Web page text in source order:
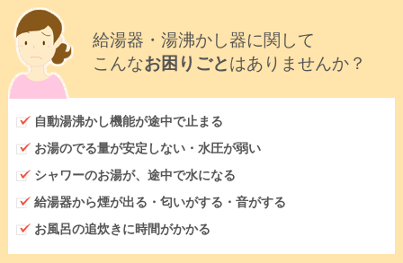
給湯器・湯沸かし器に関して
こんなお困りごとはありませんか？
自動湯沸かし機能が途中で止まる
お湯のでる量が安定しない・水圧が弱い
シャワーのお湯が、途中で水になる
給湯器から煙が出る・匂いがする・音がする
お風呂の追炊きに時間がかかる